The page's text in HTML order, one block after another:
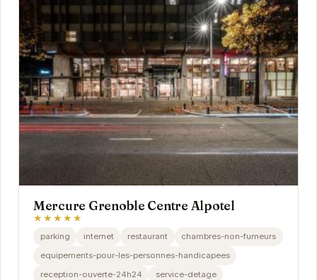
Mercure Grenoble Centre Alpotel
★★★★★
parking internet restaurant
chambres-non-fumeurs
equipements-pour-les-personnes-handicapees
reception-ouverte-24h24
service-detage